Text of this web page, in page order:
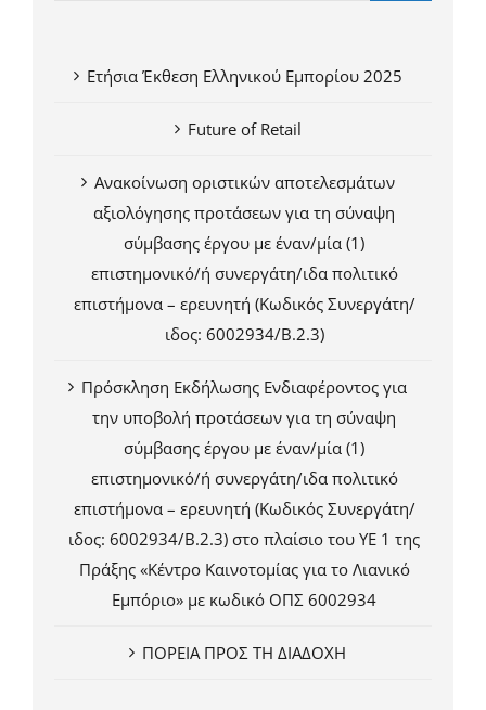
Ετήσια Έκθεση Ελληνικού Εμπορίου 2025
Future of Retail
Ανακοίνωση οριστικών αποτελεσμάτων
αξιολόγησης προτάσεων για τη σύναψη
σύμβασης έργου με έναν/μία (1)
επιστημονικό/ή συνεργάτη/ιδα πολιτικό
επιστήμονα – ερευνητή (Κωδικός Συνεργάτη/
ιδος: 6002934/Β.2.3)
Πρόσκληση Εκδήλωσης Ενδιαφέροντος για
την υποβολή προτάσεων για τη σύναψη
σύμβασης έργου με έναν/μία (1)
επιστημονικό/ή συνεργάτη/ιδα πολιτικό
επιστήμονα – ερευνητή (Κωδικός Συνεργάτη/
ιδος: 6002934/Β.2.3) στο πλαίσιο του ΥΕ 1 της
Πράξης «Κέντρο Καινοτομίας για το Λιανικό
Εμπόριο» με κωδικό ΟΠΣ 6002934
ΠΟΡΕΙΑ ΠΡΟΣ ΤΗ ΔΙΑΔΟΧΗ